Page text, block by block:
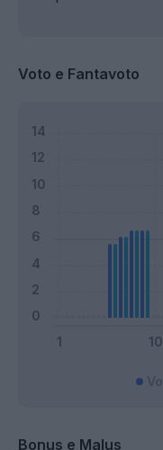
Voto e Fantavoto
Bonus e Malus